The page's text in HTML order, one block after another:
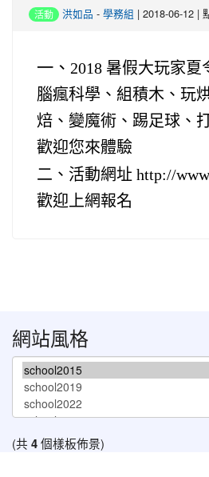
活動 洪如品 - 學務組 | 2018-06-12 |
一、 2018 暑假大玩家夏
腦瘋科學、組積木、玩
焙、變魔術、踢足球、
歡迎您來體驗
二、活動網址 http://
歡迎上網報名
網站風格
(共 4個樣板佈景)